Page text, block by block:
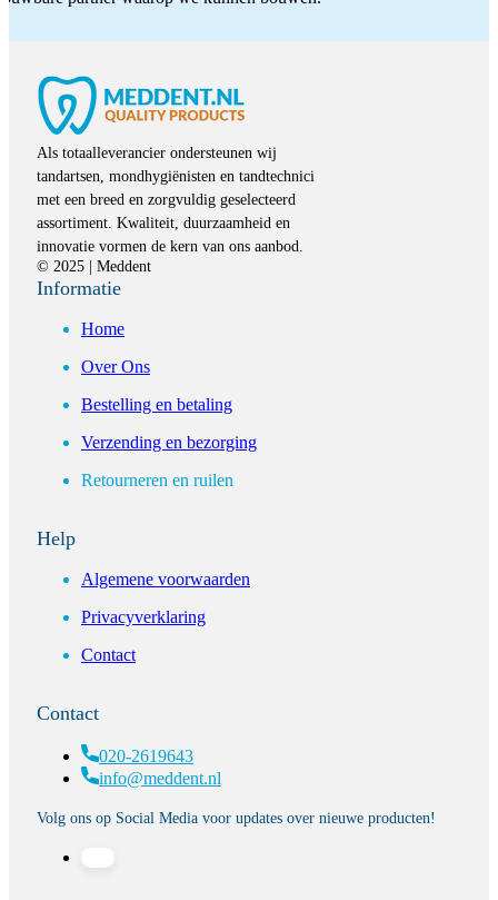
Als totaalleverancier ondersteunen wij
tandartsen, mondhygiënisten en tandtechnici
met een breed en zorgvuldig geselecteerd
assortiment. Kwaliteit, duurzaamheid en
innovatie vormen de kern van ons aanbod.
© 2025 | Meddent
Informatie
Home
Over Ons
Bestelling en betaling
Verzending en bezorging
Retourneren en ruilen
Help
Algemene voorwaarden
Privacyverklaring
Contact
Contact
020-2619643
info@meddent.nl
Volg ons op Social Media voor updates over nieuwe producten!